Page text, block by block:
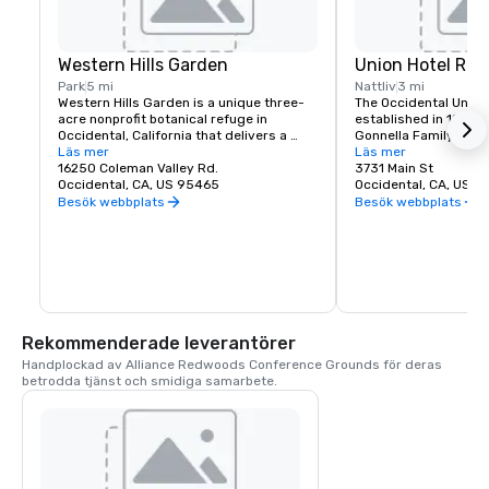
Western Hills Garden
Park5 mi
Western Hills Garden is a unique three-
acre nonprofit botanical refuge in
Occidental, California that delivers a
sensory explosion of textures, colors,
shapes, and sounds. It’s a stunning
example of cultivated biodiversity, home
to rare and important plant species,
Läs mer
16250 Coleman Valley Rd.
Occidental, CA, US 95465
Besök webbplats
Union Hotel
Nattliv3 mi
The Occidental
established in 1879.
Gonnella Family
building houses a
room, and The
opens at 6 am every
freshly baked
beer in town. The
Läs mer
3731 Main St
Occidental, CA, US
Besök webbplats
Rekommenderade leverantörer
Handplockad av Alliance Redwoods Conference Grounds för deras
betrodda tjänst och smidiga samarbete.